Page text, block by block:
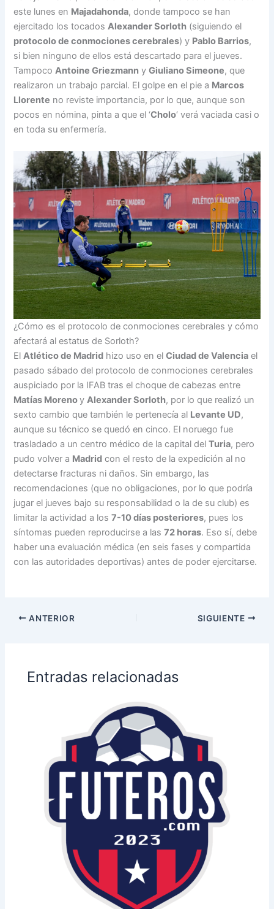
este lunes en Majadahonda, donde tampoco se han
ejercitado los tocadosAlexander Sorloth (siguiendo el
protocolo de conmociones cerebrales) y Pablo Barrios,
si bien ninguno de ellos está descartado para el jueves.
TampocoAntoine Griezmann yGiuliano Simeone, que
realizaron un trabajo parcial. El golpe en el pie a Marcos
Llorente no reviste importancia, por lo que, aunque son
pocos en nómina, pinta a que el ‘Cholo‘ verá vaciada casi o
en toda su enfermería.
¿Cómo es el protocolo de conmociones cerebrales y cómo
afectará al estatus de Sorloth?
ElAtlético de Madrid hizo uso en elCiudad de Valencia el
pasado sábado del protocolo de conmociones cerebrales
auspiciado por la IFAB tras el choque de cabezas entre
Matías MorenoyAlexander Sorloth, por lo que realizó un
sexto cambio que también le pertenecía al Levante UD,
aunque su técnico se quedó en cinco. El noruego fue
trasladado a un centro médico de la capital delTuria, pero
pudo volver a Madrid con el resto de la expedición al no
detectarse fracturas ni daños. Sin embargo, las
recomendaciones (que no obligaciones, por lo que podría
jugar el jueves bajo su responsabilidad o la de su club) es
limitar la actividad a los7-10 días posteriores, pues los
síntomas pueden reproducirse a las72 horas. Eso sí, debe
haber una evaluación médica (en seis fases y compartida
con las autoridades deportivas) antes de poder ejercitarse.
ANTERIOR SIGUIENTE
Entradas relacionadas